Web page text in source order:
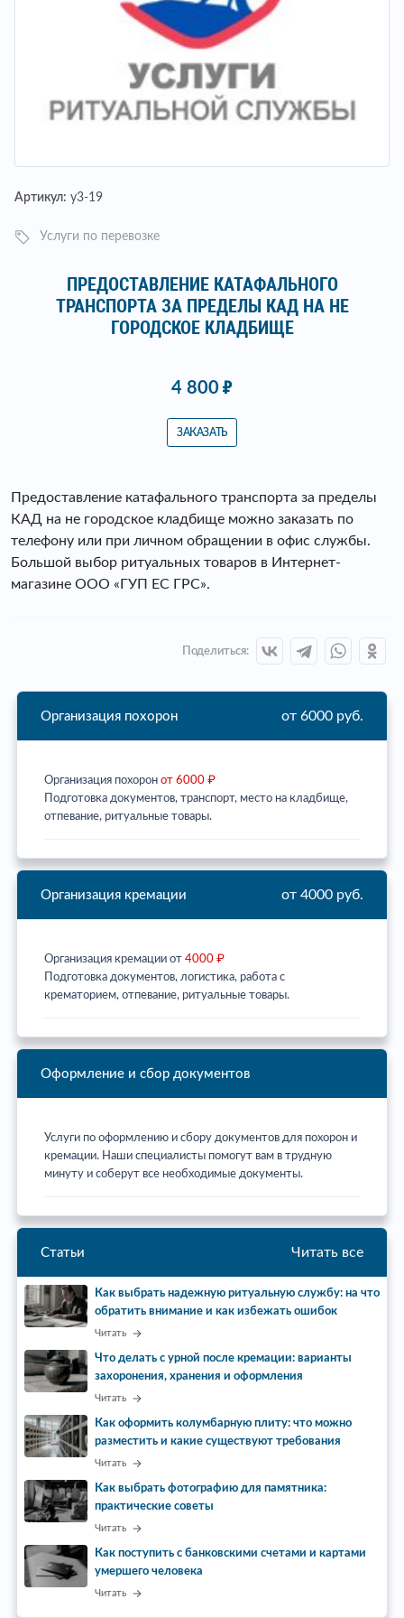
Артикул: у3-19
Услуги по перевозке
ПРЕДОСТАВЛЕНИЕ КАТАФАЛЬНОГО
ТРАНСПОРТА ЗА ПРЕДЕЛЫ КАД НА НЕ
ГОРОДСКОЕ КЛАДБИЩЕ
4 800
ЗАКАЗАТЬ
Предоставление катафального транспорта за пределы
КАД на не городское кладбище можно заказать по
телефону или при личном обращении в офис службы.
Большой выбор ритуальных товаров в Интернет-
магазине ООО «ГУП ЕС ГРС».
Поделиться:
Организация похорон от 6000 руб.
Организация похорон от 6000 ₽
Подготовка документов, транспорт, место на кладбище,
отпевание, ритуальные товары.
Организация кремации от 4000 руб.
Организация кремации от 4000 ₽
Подготовка документов, логистика, работа с
крематорием, отпевание, ритуальные товары.
Оформление и сбор документов
Услуги по оформлению и сбору документов для похорон и
кремации. Наши специалисты помогут вам в трудную
минуту и соберут все необходимые документы.
Статьи Читать все
Как выбрать надежную ритуальную службу: на что
обратить внимание и как избежать ошибок
Читать
Что делать с урной после кремации: варианты
захоронения, хранения и оформления
Читать
Как оформить колумбарную плиту: что можно
разместить и какие существуют требования
Читать
Как выбрать фотографию для памятника:
практические советы
Читать
Как поступить с банковскими счетами и картами
умершего человека
Читать